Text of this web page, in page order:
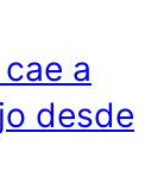
a
desde